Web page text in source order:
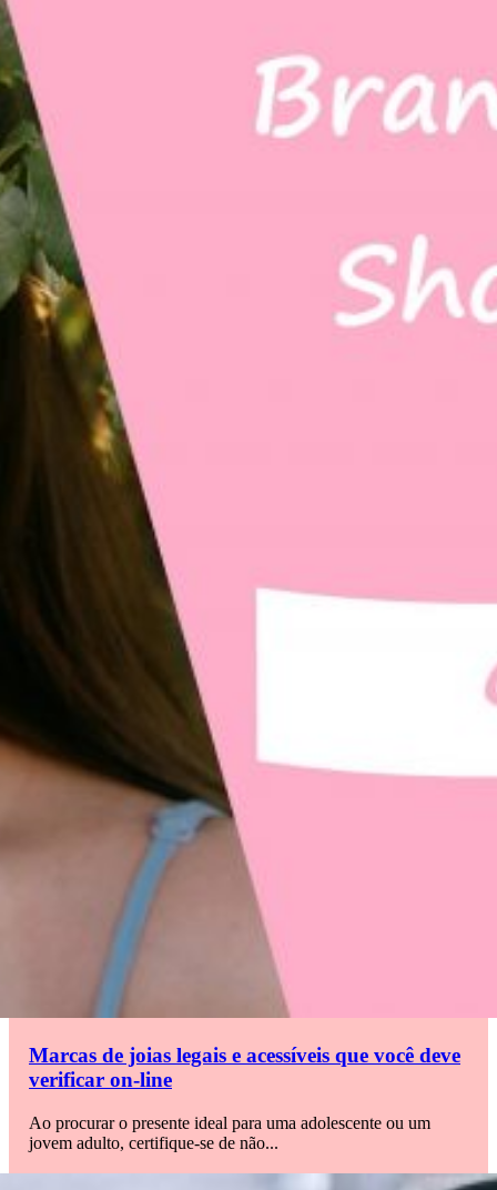
Marcas de joias legais e acessíveis que você deve
verificar on-line
Ao procurar o presente ideal para uma adolescente ou um
jovem adulto, certifique-se de não...